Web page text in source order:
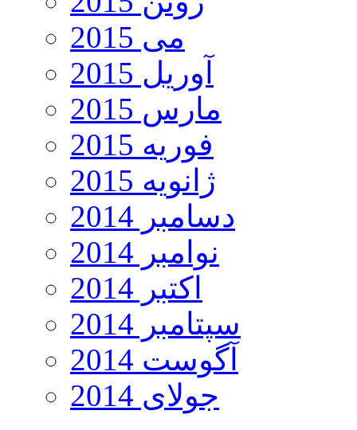
می 2015
آوریل 2015
مارس 2015
فوریه 2015
ژانویه 2015
دسامبر 2014
نوامبر 2014
اکتبر 2014
سپتامبر 2014
آگوست 2014
جولای 2014